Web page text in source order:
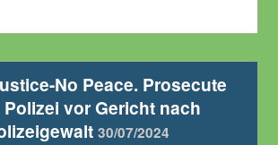
No Peace. Prosecute
vor Gericht nach
30/07/2024